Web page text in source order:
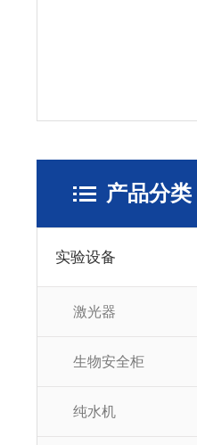
产品分类
实验设备
激光器
生物安全柜
纯水机